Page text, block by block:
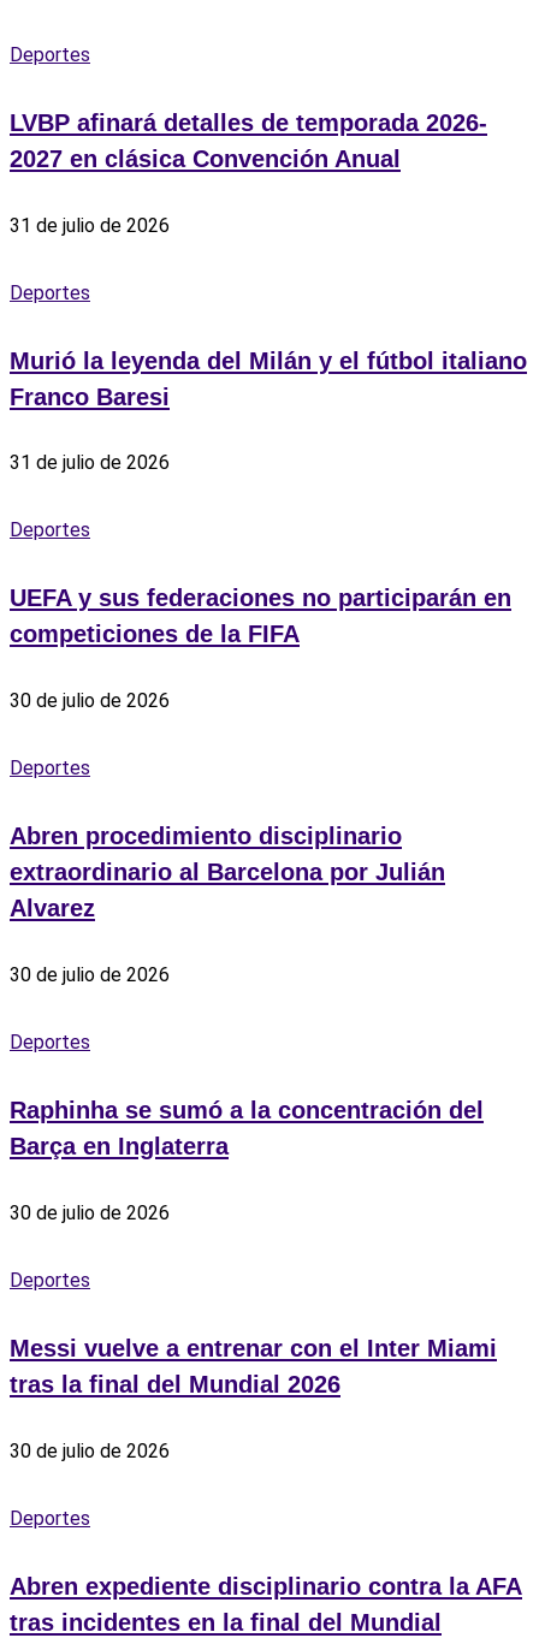
Deportes
LVBP afinará detalles de temporada 2026-
2027 en clásica Convención Anual
31 de julio de 2026
Deportes
Murió la leyenda del Milán y el fútbol italiano
Franco Baresi
31 de julio de 2026
Deportes
UEFA y sus federaciones no participarán en
competiciones de la FIFA
30 de julio de 2026
Deportes
Abren procedimiento disciplinario
extraordinario al Barcelona por Julián
Alvarez
30 de julio de 2026
Deportes
Raphinha se sumó a la concentración del
Barça en Inglaterra
30 de julio de 2026
Deportes
Messi vuelve a entrenar con el Inter Miami
tras la final del Mundial 2026
30 de julio de 2026
Deportes
Abren expediente disciplinario contra la AFA
tras incidentes en la final del Mundial